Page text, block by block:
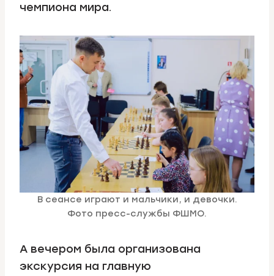
чемпиона мира.
В сеансе играют и мальчики, и девочки.
Фото пресс-службы ФШМО.
А вечером была организована
экскурсия на главную